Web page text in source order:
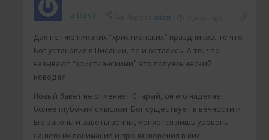
atlast atlast
Дак нет же никаких “христианских” праздников, те что
Бог установил в Писании, те и остались. А то, что
называют “христианскими” это полуязыческий
новодел.
Новый Завет не отменяет Старый, он его наделяет
более глубоким смыслом. Бог существует в вечности и
Его законы и заветы вечны, меняется лишь уровень
нашего их понимания и проникновения в них.